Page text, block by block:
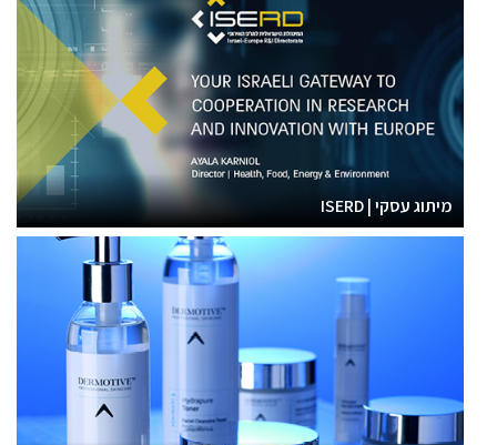
מיתוג עסקי | ISERD